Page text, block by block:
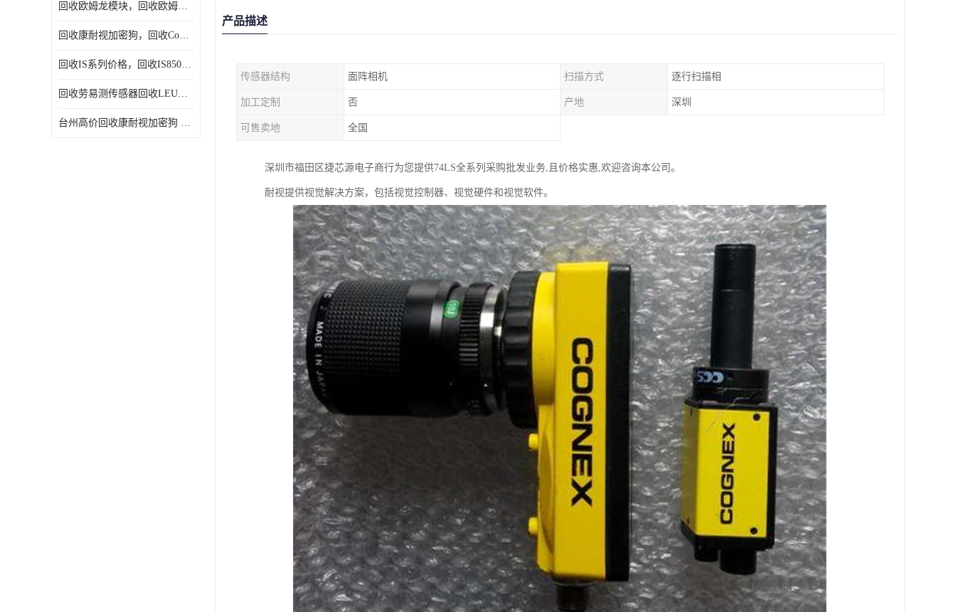
回收欧姆龙模块，回收欧姆龙CPU,回收欧姆龙cpu
回收康耐视加密狗，回收Cognex加密狗，回收Cognex相机
回收IS系列价格，回收IS8505MP视觉，回收康耐视无包装相机
回收劳易测传感器回收LEUZE传感器
台州高价回收康耐视加密狗 收购康耐视加密狗 废旧回收
产品描述
传感器结构 面阵相机 扫描方式 逐行扫描相
加工定制 否 产地 深圳
可售卖地 全国
深圳市福田区捷芯源电子商行为您提供74LS全系列采购批发业务,且价格实惠,欢迎咨询本公司。
耐视提供视觉解决方案，包括视觉控制器、视觉硬件和视觉软件。